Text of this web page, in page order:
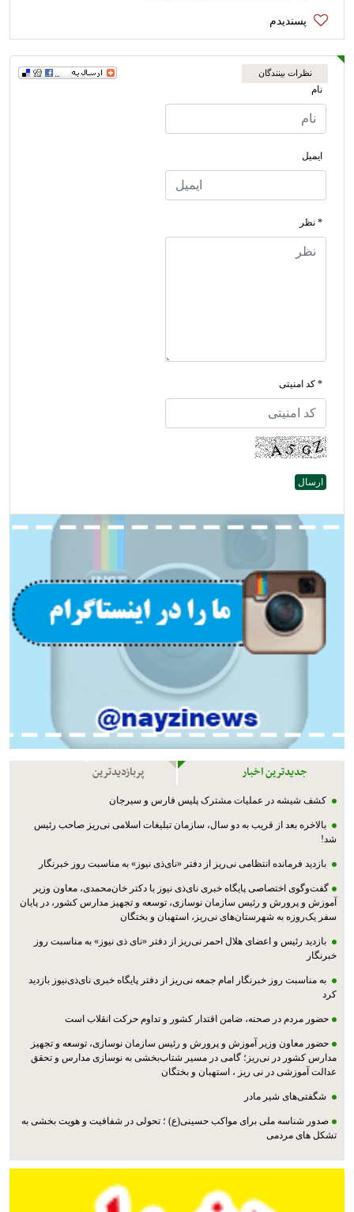
نظرات بینندگان
نام
ایمیل
* نظر
* کد امنیتی
جدیدترین اخبار پربازدیدترین
کشف شیشه در عملیات مشترک پليس فارس و سیرجان
بالاخره بعد از قریب به دو سال، سازمان تبلیغات اسلامی نی‌ریز صاحب رئیس
شد!
بازدید فرمانده انتظامی نی‌ریز از دفتر «نای‌ذی نیوز» به مناسبت روز خبرنگار
گفت‌وگوی اختصاصی پایگاه خبری نای‌ذی نیوز با دکتر خان‌محمدی، معاون وزیر
آموزش و پرورش و رئیس سازمان نوسازی، توسعه و تجهیز مدارس کشور، در پایان
سفر یک‌روزه به شهرستان‌های نی‌ریز، استهبان و بختگان
بازدید رئیس و اعضای هلال احمر نی‌ریز از دفتر «نای ذی نیوز» به مناسبت روز
خبرنگار
به مناسبت روز خبرنگار امام جمعه نی‌ریز از دفتر پایگاه خبری نای‌ذی‌نیوز بازدید
کرد
حضور مردم در صحنه، ضامن اقتدار کشور و تداوم حرکت انقلاب است
حضور معاون وزیر آموزش و پرورش و رئیس سازمان نوسازی، توسعه و تجهیز
مدارس کشور در نی‌ریز؛ گامی در مسیر شتاب‌بخشی به نوسازی مدارس و تحقق
عدالت آموزشی در نی ریز ، استهبان و بختگان
شگفتی‌های شیر مادر
صدور شناسه ملی برای مواکب حسینی(ع) ؛ تحولی در شفافیت و هویت بخشی به
تشکل های مردمی